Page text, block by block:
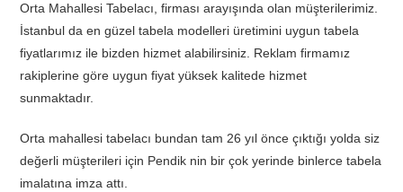
Orta Mahallesi Tabelacı, firması arayışında olan müşterilerimiz.
İstanbul da en güzel tabela modelleri üretimini uygun tabela
fiyatlarımız ile bizden hizmet alabilirsiniz. Reklam firmamız
rakiplerine göre uygun fiyat yüksek kalitede hizmet
sunmaktadır.
Orta mahallesi tabelacı bundan tam 26 yıl önce çıktığı yolda siz
değerli müşterileri için Pendik nin bir çok yerinde binlerce tabela
imalatına imza attı.